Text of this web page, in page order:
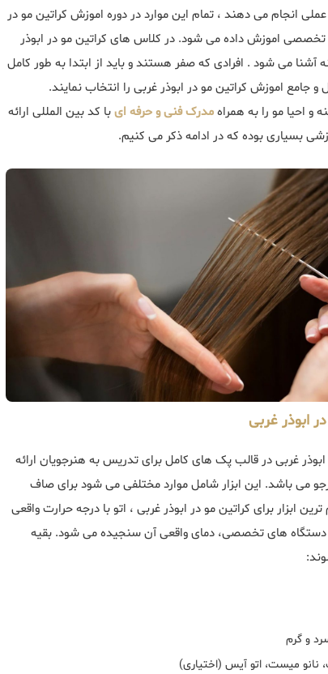
انجام می دهند ، تمام این موارد در دوره اموزش کراتین مو در
اموزش داده می شود. در کلاس های کراتین مو در ابوذر
آشنا می شود . افرادی که صفر هستند و باید از ابتدا به طور کامل
جامع اموزش کراتین مو در ابوذر غربی را انتخاب نمایند.
و احیا مو را به همراهمدرک فنی و حرفه ایبا کد بین المللی ارائه
بسیاری بوده که در ادامه ذکر می کنیم.
ابوذر غربی
ابوذر غربی در قالب پک های کامل برای تدریس به هنرجویان ارائه
می باشد. این ابزار شامل موارد مختلفی می شود برای صاف
ابزار برای کراتین مو در ابوذر غربی ، اتو با درجه حرارت واقعی
با دستگاه های تخصصی، دمای واقعی آن سنجیده می شود. بقیه
و گرم
نانو میست، اتو آیس (اختیاری)